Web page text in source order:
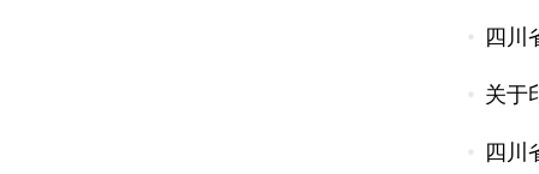
四川
关于
四川